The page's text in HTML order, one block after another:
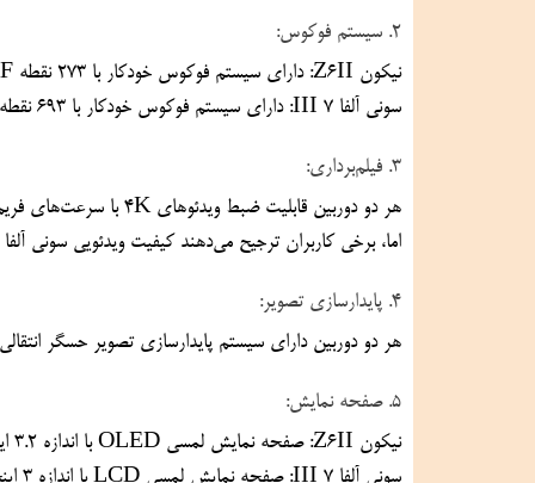
2. سیستم فوکوس:
نیکون Z6II: دارای سیستم فوکوس خودکار با 273 نقطه AF که عملکرد قوی و دقیقی را ارائه می‌دهد.
سونی آلفا 7 III: دارای سیستم فوکوس خودکار با 693 نقطه AF که به وسیلهٔ فاز و کارکرد قابل اعتماد در شرایط نوری مختلف شناخته می‌شود.
3. فیلم‌برداری:
هر دو دوربین قابلیت ضبط ویدئوهای 4K با سرعت‌های فریم‌برثی 24، 25 و 30 فریم در ثانیه را دارند.
اما، برخی کاربران ترجیح می‌دهند کیفیت ویدئویی سونی آلفا 7 III بهتر است.
4. پایدارسازی تصویر:
هر دو دوربین دارای سیستم پایدارسازی تصویر حسگر انتقالی با 5 محور هستند که ترکیبی از پایداری و عملکرد قابل اعتماد را
5. صفحه نمایش:
نیکون Z6II: صفحه نمایش لمسی OLED با اندازه 3.2 اینچ و رزولوشن 2.1 میلیون پیکسل.
سونی آلفا 7 III: صفحه نمایش لمسی LCD با اندازه 3 اینچ و رزولوشن 922 هزار پیکسل.